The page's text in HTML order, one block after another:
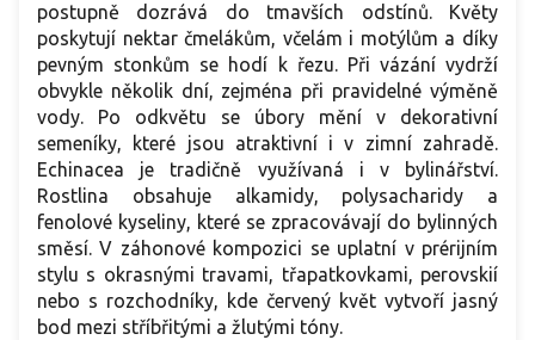
postupně dozrává do tmavších odstínů. Květy
poskytují nektar čmelákům, včelám i motýlům a díky
pevným stonkům se hodí k řezu. Při vázání vydrží
obvykle několik dní, zejména při pravidelné výměně
vody. Po odkvětu se úbory mění v dekorativní
semeníky, které jsou atraktivní i v zimní zahradě.
Echinacea je tradičně využívaná i v bylinářství.
Rostlina obsahuje alkamidy, polysacharidy a
fenolové kyseliny, které se zpracovávají do bylinných
směsí. V záhonové kompozici se uplatní v prérijním
stylu s okrasnými travami, třapatkovkami, perovskií
nebo s rozchodníky, kde červený květ vytvoří jasný
bod mezi stříbřitými a žlutými tóny.